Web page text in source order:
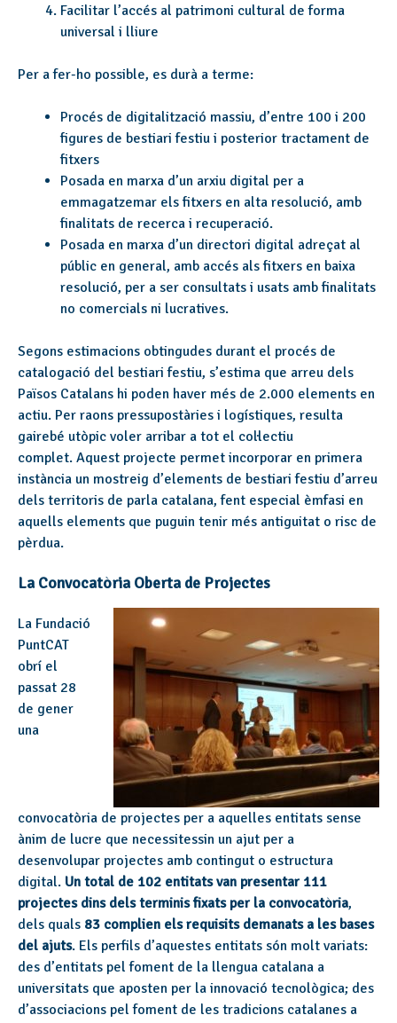
Facilitar l’accés al patrimoni cultural de forma
universal i lliure
Per a fer-ho possible, es durà a terme:
Procés de digitalització massiu, d’entre 100 i 200
figures de bestiari festiu i posterior tractament de
fitxers
Posada en marxa d’un arxiu digital per a
emmagatzemar els fitxers en alta resolució, amb
finalitats de recerca i recuperació.
Posada en marxa d’un directori digital adreçat al
públic en general, amb accés als fitxers en baixa
resolució, per a ser consultats i usats amb finalitats
no comercials ni lucratives.
Segons estimacions obtingudes durant el procés de
catalogació del bestiari festiu, s’estima que arreu dels
Països Catalans hi poden haver més de 2.000 elements en
actiu. Per raons pressupostàries i logístiques, resulta
gairebé utòpic voler arribar a tot el col·lectiu
complet. Aquest projecte permet incorporar en primera
instància un mostreig d’elements de bestiari festiu d’arreu
dels territoris de parla catalana, fent especial èmfasi en
aquells elements que puguin tenir més antiguitat o risc de
pèrdua.
La Convocatòria Oberta de Projectes
La Fundació
PuntCAT
obrí el
passat 28
de gener
una
convocatòria de projectes per a aquelles entitats sense
ànim de lucre que necessitessin un ajut per a
desenvolupar projectes amb contingut o estructura
digital. Un total de 102 entitats van presentar 111
projectes dins dels terminis fixats per la convocatòria,
dels quals 83 complien els requisits demanats a les bases
del ajuts. Els perfils d’aquestes entitats són molt variats:
des d’entitats pel foment de la llengua catalana a
universitats que aposten per la innovació tecnològica; des
d’associacions pel foment de les tradicions catalanes a